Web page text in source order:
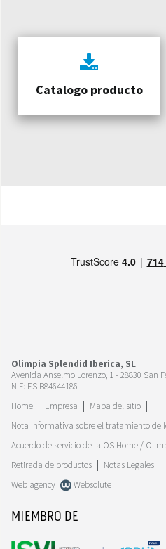
Catalogo producto
Olimpia Splendid Iberica, SL
Avenida Anselmo Lorenzo, 1 - 28830 San
NIF: ES B84644186
Home
Empresa
Mapa del sitio
Nota informativa sobre el tratamiento de
Acuerdo de servicio de la OS Home /
Retirada de productos
Notas Legales
Web agency
Websolute
MIEMBRO DE